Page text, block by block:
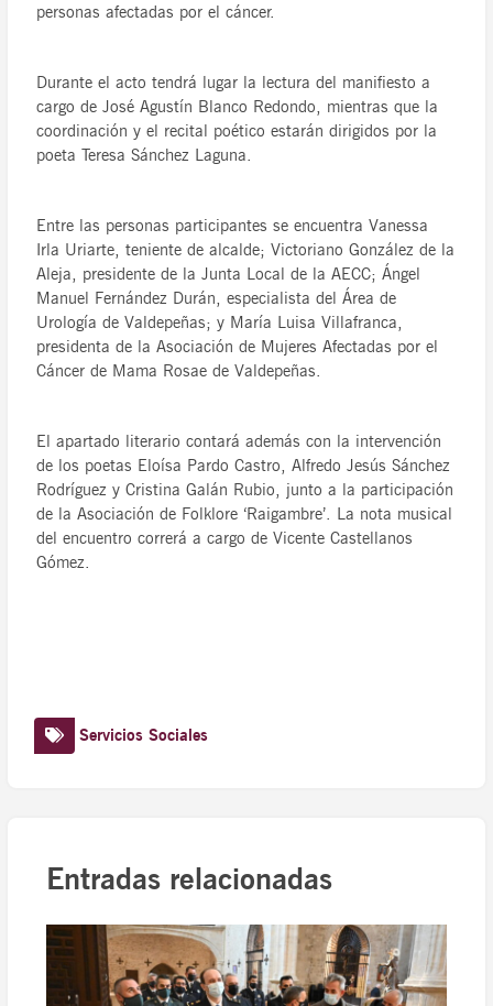
personas afectadas por el cáncer.
Durante el acto tendrá lugar la lectura del manifiesto a
cargo de José Agustín Blanco Redondo, mientras que la
coordinación y el recital poético estarán dirigidos por la
poeta Teresa Sánchez Laguna.
Entre las personas participantes se encuentra Vanessa
Irla Uriarte, teniente de alcalde; Victoriano González de la
Aleja, presidente de la Junta Local de la AECC; Ángel
Manuel Fernández Durán, especialista del Área de
Urología de Valdepeñas; y María Luisa Villafranca,
presidenta de la Asociación de Mujeres Afectadas por el
Cáncer de Mama Rosae de Valdepeñas.
El apartado literario contará además con la intervención
de los poetas Eloísa Pardo Castro, Alfredo Jesús Sánchez
Rodríguez y Cristina Galán Rubio, junto a la participación
de la Asociación de Folklore ‘Raigambre’. La nota musical
del encuentro correrá a cargo de Vicente Castellanos
Gómez.
Servicios Sociales
Entradas relacionadas